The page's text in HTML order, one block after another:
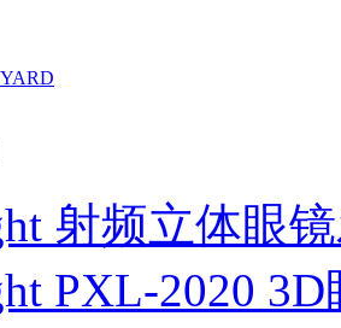
射频立体眼
PXL-2020 3D